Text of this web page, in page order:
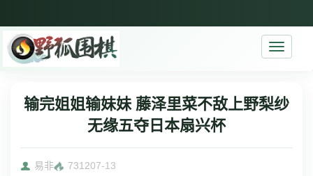
Toggle
输完姐姐输妹妹 藤泽里菜不敌上野梨纱
无缘五夺日本扇兴杯
易非 731207-13